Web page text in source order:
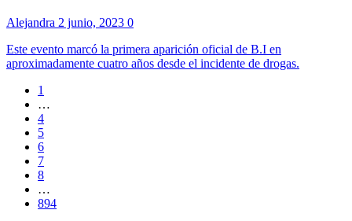
Alejandra 2 junio, 2023 0
Este evento marcó la primera aparición oficial de B.I en
aproximadamente cuatro años desde el incidente de drogas.
1
…
4
5
6
7
8
…
894